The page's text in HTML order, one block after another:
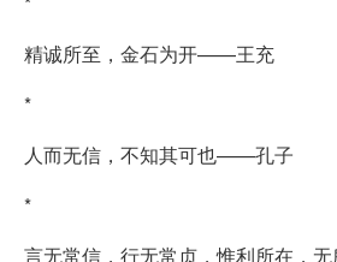
精诚所至，金石为开——王充
*
人而无信，不知其可也——孔子
*
言无常信，行无常贞，惟利所在，